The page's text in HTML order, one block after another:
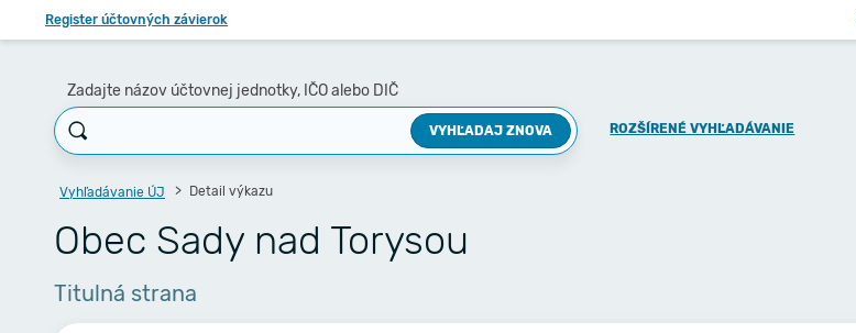
Register účtovných závierok
Zadajte názov účtovnej jednotky, IČO alebo DIČ
VYHĽADAJ ZNOVA ROZŠÍRENÉ VYHĽADÁVANIE
Vyhľadávanie ÚJ Detail výkazu
Obec Sady nad Torysou
Titulná strana